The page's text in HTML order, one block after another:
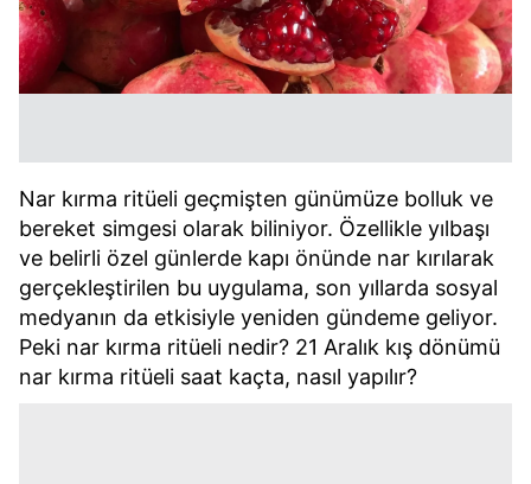
Nar kırma ritüeli geçmişten günümüze bolluk ve
bereket simgesi olarak biliniyor. Özellikle yılbaşı
ve belirli özel günlerde kapı önünde nar kırılarak
gerçekleştirilen bu uygulama, son yıllarda sosyal
medyanın da etkisiyle yeniden gündeme geliyor.
Peki nar kırma ritüeli nedir? 21 Aralık kış dönümü
nar kırma ritüeli saat kaçta, nasıl yapılır?